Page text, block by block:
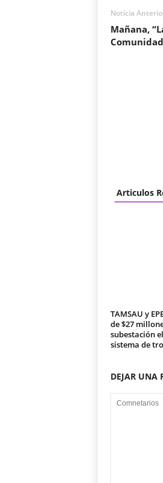
Noticia
Mañana,
Articulos
TAMSAU y
de $27
subestación
sistema de
DEJAR UNA